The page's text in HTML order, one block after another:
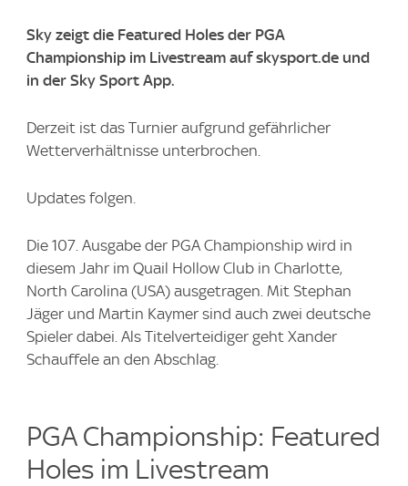
Sky zeigt die Featured Holes der PGA
Championship im Livestream auf skysport.de und
in der Sky Sport App.
Derzeit ist das Turnier aufgrund gefährlicher
Wetterverhältnisse unterbrochen.
Updates folgen.
Die 107. Ausgabe der PGA Championship wird in
diesem Jahr im Quail Hollow Club in Charlotte,
North Carolina (USA) ausgetragen. Mit Stephan
Jäger und Martin Kaymer sind auch zwei deutsche
Spieler dabei. Als Titelverteidiger geht Xander
Schauffele an den Abschlag.
PGA Championship: Featured
Holes im Livestream